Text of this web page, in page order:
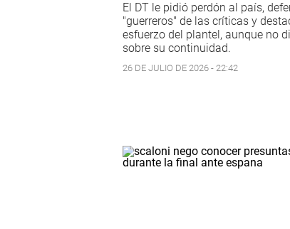
El DT le pidió perdón al país,
"guerreros" de las críticas y
esfuerzo del plantel, aunque no
sobre su continuidad.
26 DE JULIO DE 2026 - 22:42